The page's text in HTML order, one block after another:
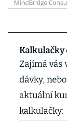
MindBridge
Kalkulačky
Zajímá vás
dávky,
aktuální
kalkulačky: